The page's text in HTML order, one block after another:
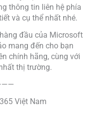
thông tin liên hệ phía
và cụ thể nhất nhé.
đầu của Microsoft
mang đến cho bạn
chính hãng, cùng với
thị trường.
Việt Nam